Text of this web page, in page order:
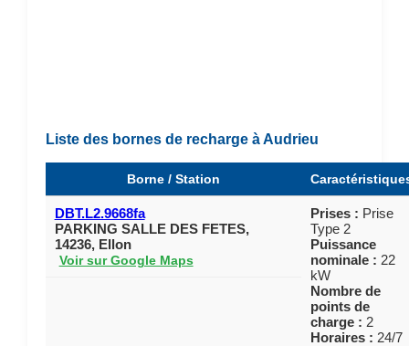
Liste des bornes de recharge à Audrieu
Borne / Station
DBT.L2.9668fa
PARKING SALLE DES FETES,
14236, Ellon
Voir sur Google Maps
Prises : Prise
Type 2
Puissance
nominale : 22
kW
Nombre de
points de
charge : 2
Horaires : 24/7